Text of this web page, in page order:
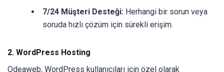
7/24 Müşteri Desteği: Herhangi bir sorun veya
soruda hızlı çözüm için sürekli erişim.
2. WordPress Hosting
Odeaweb, WordPress kullanıcıları için özel olarak